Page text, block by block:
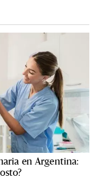
en Argentina: